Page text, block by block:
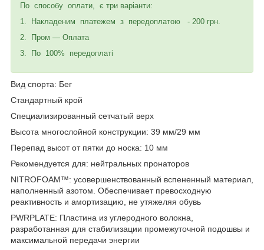
По способу оплати, є три варіанти:
1. Накладеним платежем з передоплатою - 200 грн.
2. Пром — Оплата
3. По 100% передоплаті
Вид спорта: Бег
Стандартный крой
Специализированный сетчатый верх
Высота многослойной конструкции: 39 мм/29 мм
Перепад высот от пятки до носка: 10 мм
Рекомендуется для: нейтральных пронаторов
NITROFOAM™: усовершенствованный вспененный материал,
наполненный азотом. Обеспечивает превосходную
реактивность и амортизацию, не утяжеляя обувь
PWRPLATE: Пластина из углеродного волокна,
разработанная для стабилизации промежуточной подошвы и
максимальной передачи энергии